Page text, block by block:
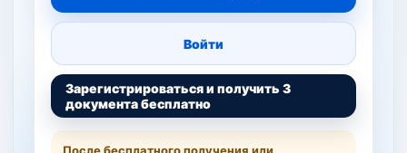
Войти
Зарегистрироваться и получить 3
документа бесплатно